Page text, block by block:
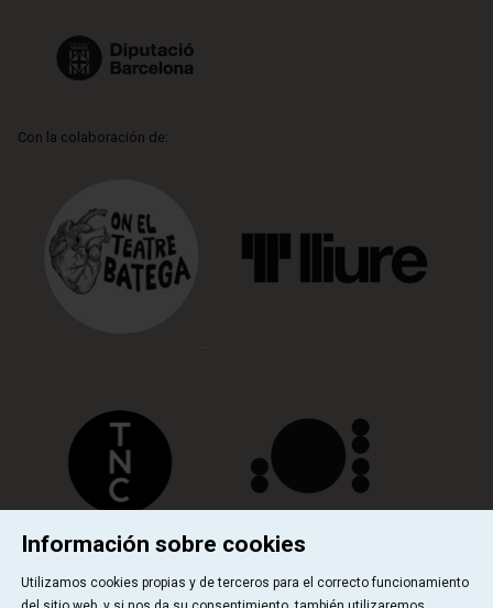
Con la colaboración de:
Información sobre cookies
Utilizamos cookies propias y de terceros para el correcto funcionamiento